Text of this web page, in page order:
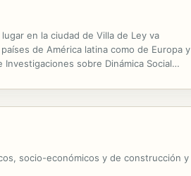
en la ciudad de Villa de Ley va
de América latina como de Europa y
sobre Dinámica Social
socio-económicos y de construcción y